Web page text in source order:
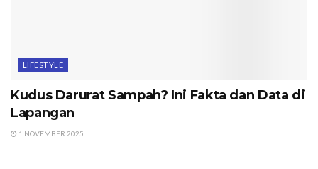
LIFESTYLE
Kudus Darurat Sampah? Ini Fakta dan Data di
Lapangan
1 NOVEMBER 2025